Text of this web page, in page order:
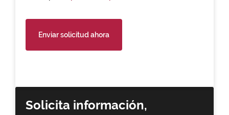
Solicita información,
Enviar solicitud ahora